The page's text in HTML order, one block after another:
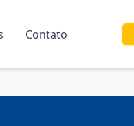
Contato